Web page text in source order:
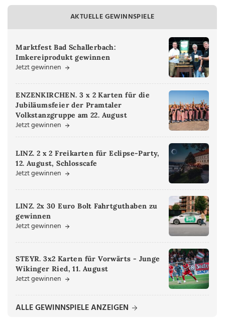
AKTUELLE GEWINNSPIELE
Marktfest Bad Schallerbach:
Imkereiprodukt gewinnen
Jetzt gewinnen
ENZENKIRCHEN. 3 x 2 Karten für die
Jubiläumsfeier der Pramtaler
Volkstanzgruppe am 22. August
Jetzt gewinnen
LINZ. 2 x 2 Freikarten für Eclipse-Party,
12. August, Schlosscafe
Jetzt gewinnen
LINZ. 2x 30 Euro Bolt Fahrtguthaben zu
gewinnen
Jetzt gewinnen
STEYR. 3x2 Karten für Vorwärts - Junge
Wikinger Ried, 11. August
Jetzt gewinnen
ALLE GEWINNSPIELE ANZEIGEN